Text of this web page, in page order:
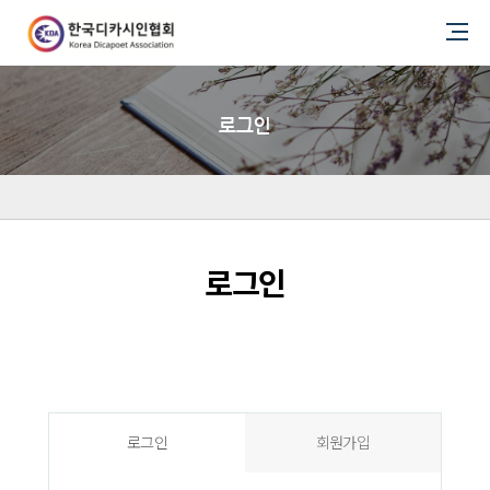
로그인
로그인
로그인 회원가입